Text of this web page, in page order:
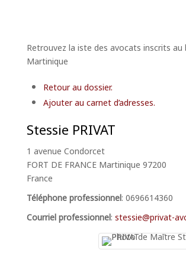
Retrouvez la iste des avocats inscrits au
Martinique
Retour au dossier.
Ajouter au carnet d’adresses.
Stessie PRIVAT
1 avenue Condorcet
FORT DE FRANCE Martinique 97200
France
Téléphone professionnel: 0696614360
Courriel professionnel: stessie@privat-